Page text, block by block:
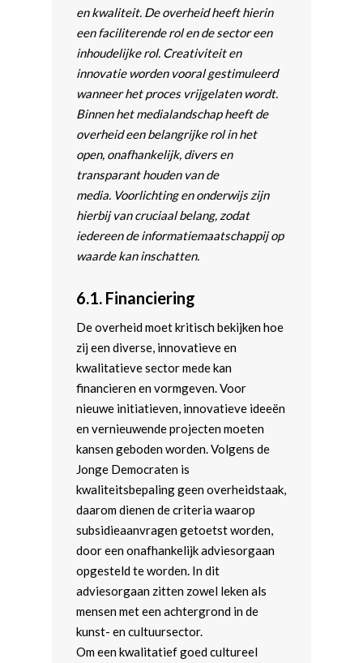
en kwaliteit. De overheid heeft hierin
een faciliterende rol en de sector een
inhoudelijke rol. Creativiteit en
innovatie worden vooral gestimuleerd
wanneer het proces vrijgelaten wordt.
Binnen het medialandschap heeft de
overheid een belangrijke rol in het
open, onafhankelijk, divers en
transparant houden van de
media. Voorlichting en onderwijs zijn
hierbij van cruciaal belang, zodat
iedereen de informatiemaatschappij op
waarde kan inschatten.
6.1. Financiering
De overheid moet kritisch bekijken hoe
zij een diverse, innovatieve en
kwalitatieve sector mede kan
financieren en vormgeven. Voor
nieuwe initiatieven, innovatieve ideeën
en vernieuwende projecten moeten
kansen geboden worden. Volgens de
Jonge Democraten is
kwaliteitsbepaling geen overheidstaak,
daarom dienen de criteria waarop
subsidieaanvragen getoetst worden,
door een onafhankelijk adviesorgaan
opgesteld te worden. In dit
adviesorgaan zitten zowel leken als
mensen met een achtergrond in de
kunst- en cultuursector.
Om een kwalitatief goed cultureel